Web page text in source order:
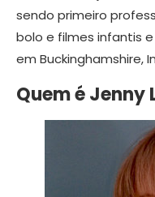
sendo primeiro
bolo e filmes infantis
em Buckinghamshire,
Quem é Jenny